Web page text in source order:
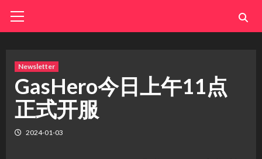
Menu
Newsletter
GasHero今日上午11点
正式开服
2024-01-03